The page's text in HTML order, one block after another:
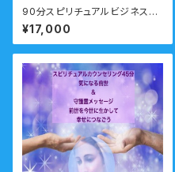
90分スピリチュアルビジネスコ
ーチング「自分らしい仕事がした
い！」転職・天職・起業・・仕事の
悩み 右脳派就活をしてみよう！
¥17,000